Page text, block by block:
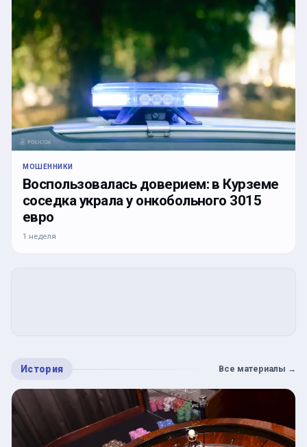
МОШЕННИКИ
Воспользовалась доверием: в Курземе
соседка украла у онкобольного 3015
евро
1 неделя
История Все материалы →